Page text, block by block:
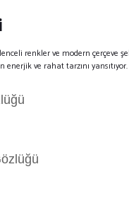
renkler ve modern çerçeve
ve rahat tarzını yansıtıyor.